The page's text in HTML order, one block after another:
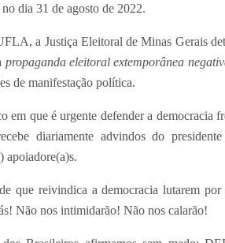
dia 31 de agosto de 2022.
a Justiça Eleitoral de Minas Gerais
propaganda eleitoral extemporânea
de manifestação política.
que é urgente defender a democracia
diariamente advindos do
apoiadore(a)s.
que reivindica a democracia lutarem
Não nos intimidarão! Não nos calarão!